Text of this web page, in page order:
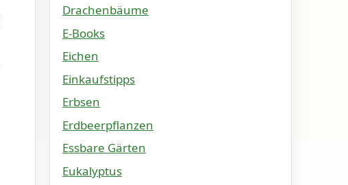
Drachenbäume
E-Books
Eichen
Einkaufstipps
Erbsen
Erdbeerpflanzen
Essbare Gärten
Eukalyptus